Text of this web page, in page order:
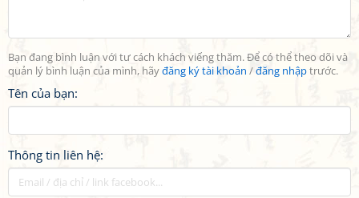
Bạn đang bình luận với tư cách khách viếng thăm. Để có thể theo dõi và
quản lý bình luận của mình, hãyđăng ký tài khoản /đăng nhậptrước.
Tên của bạn:
Thông tin liên hệ: